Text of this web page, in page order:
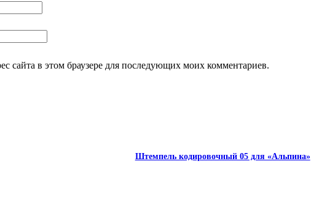
сайта в этом браузере для последующих моих комментариев.
Штемпель кодировочный 05 для «Альпина»